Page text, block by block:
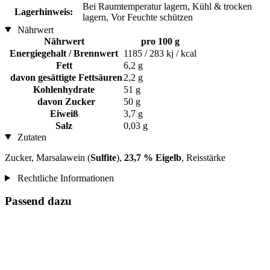
Lagerhinweis:
Bei Raumtemperatur lagern, Kühl & trocken
lagern, Vor Feuchte schützen
Nährwert
Nährwert
pro 100 g
Energiegehalt / Brennwert 1185 / 283 kj / kcal
Fett
6,2 g
davon gesättigte Fettsäuren 2,2 g
Kohlenhydrate
51 g
davon Zucker
50 g
Eiweiß
3,7 g
Salz
0,03 g
Zutaten
Zucker, Marsalawein (Sulfite), 23,7 % Eigelb, Reisstärke
Rechtliche Informationen
Passend dazu